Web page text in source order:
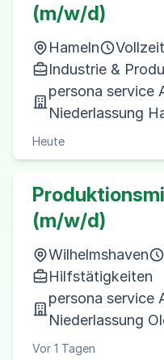
(m/w/d)
Hameln
Vollzeit
Industrie &
persona service
Niederlassung
Heute
(m/w/d)
Wilhelmshaven
Hilfstätigkeiten
persona service
Niederlassung
Vor 1 Tagen